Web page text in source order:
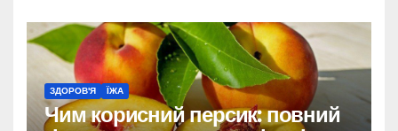
ЗДОРОВ'Я ЇЖА
Чим корисний персик: повний